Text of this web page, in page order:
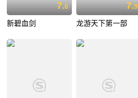
7.6
新碧血剑
7.9
龙游天下第一部